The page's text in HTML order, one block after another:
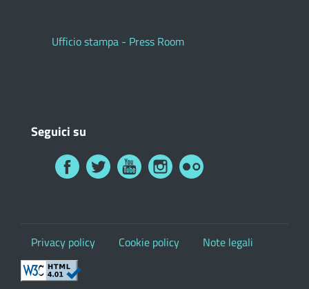
Ufficio stampa - Press Room
Seguici su
Privacy policy Cookie policy Note legali